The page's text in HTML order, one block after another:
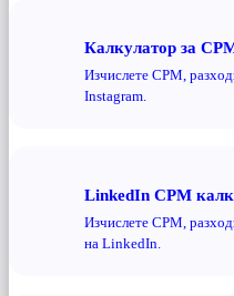
Калкулатор за
Изчислете CPM,
Instagram.
LinkedIn CPM
Изчислете CPM,
на LinkedIn.